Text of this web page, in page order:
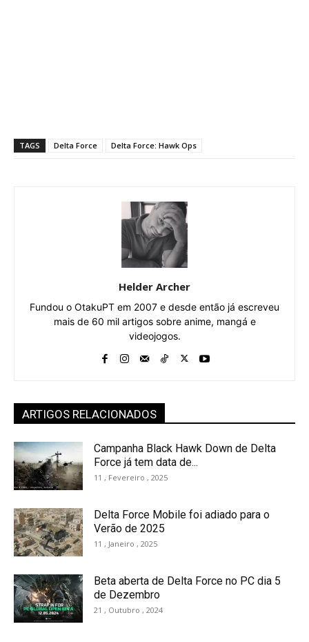
TAGS Delta Force Delta Force: Hawk Ops
Helder Archer
Fundou o OtakuPT em 2007 e desde então já escreveu
mais de 60 mil artigos sobre anime, mangá e
videojogos.
ARTIGOS RELACIONADOS
Campanha Black Hawk Down de Delta
Force já tem data de...
11 , Fevereiro , 2025
Delta Force Mobile foi adiado para o
Verão de 2025
11 , Janeiro , 2025
Beta aberta de Delta Force no PC dia 5
de Dezembro
21 , Outubro , 2024